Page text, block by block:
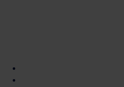
600
Bestil
Bestil
Book
Lej
Downloads
guides